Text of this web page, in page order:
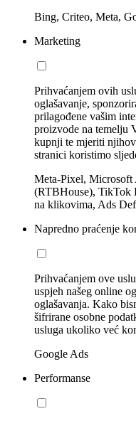
Bing, Criteo, Meta,
Marketing
Prihvaćanjem ovih
oglašavanje,
prilagođene vašim
proizvode na temelju
kupnji te mjeriti
stranici koristimo
Meta-Pixel, Microsoft
(RTBHouse), TikTok
na klikovima, Ads
Napredno praćenje
Prihvaćanjem ove
uspjeh našeg online
oglašavanja. Kako
šifrirane osobne
usluga ukoliko već
Google Ads
Performanse